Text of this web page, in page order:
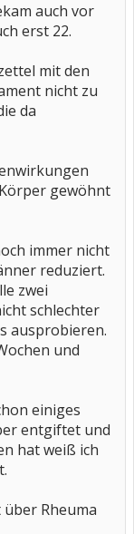
auch vor
erst 22.
mit den
nicht zu
da
gewöhnt
immer nicht
reduziert.
zwei
schlechter
ausprobieren.
und
einiges
entgiftet und
hat weiß ich
Rheuma